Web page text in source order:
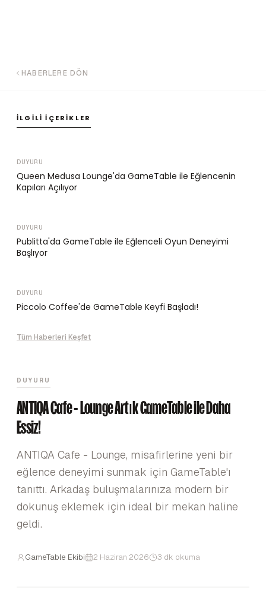
HABERLERE DÖN
İLGILI İÇERIKLER
DUYURU
Queen Medusa Lounge'da GameTable ile Eğlencenin
Kapıları Açılıyor
DUYURU
Publitta'da GameTable ile Eğlenceli Oyun Deneyimi
Başlıyor
DUYURU
Piccolo Coffee'de GameTable Keyfi Başladı!
Tüm Haberleri Keşfet
DUYURU
ANTIQA Cafe - Lounge Artık GameTable ile Daha
Eşsiz!
ANTIQA Cafe - Lounge, misafirlerine yeni bir
eğlence deneyimi sunmak için GameTable'ı
tanıttı. Arkadaş buluşmalarınıza modern bir
dokunuş eklemek için ideal bir mekan haline
geldi.
GameTable Ekibi 2 Haziran 2026 3 dk okuma